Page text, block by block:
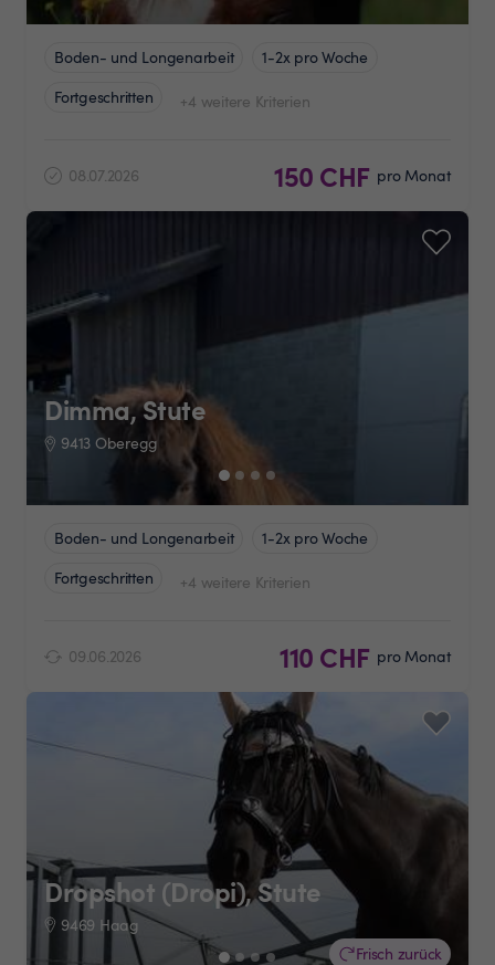
Boden- und Longenarbeit
1-2x pro Woche
Fortgeschritten
+4 weitere Kriterien
08.07.2026 150 CHF pro Monat
Dimma, Stute
9413 Oberegg
Boden- und Longenarbeit
1-2x pro Woche
Fortgeschritten
+4 weitere Kriterien
09.06.2026 110 CHF pro Monat
Frisch zurück
Dropshot (Dropi), Stute
9469 Haag